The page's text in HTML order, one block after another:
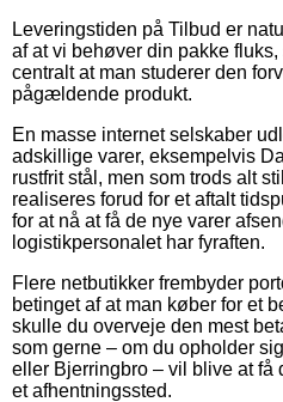
Leveringstiden på Tilbud er
af at vi behøver din pakke
centralt at man studerer den
pågældende produkt.
En masse internet selskaber
adskillige varer, eksempelvis
rustfrit stål, men som trods alt
realiseres forud for et aftalt
for at nå at få de nye varer
logistikpersonalet har fyraften.
Flere netbutikker frembyder
betinget af at man køber for et
skulle du overveje den mest
som gerne – om du opholder
eller Bjerringbro – vil blive at få
et afhentningssted.